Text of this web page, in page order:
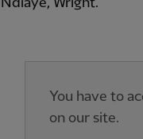
You have to
on our site.